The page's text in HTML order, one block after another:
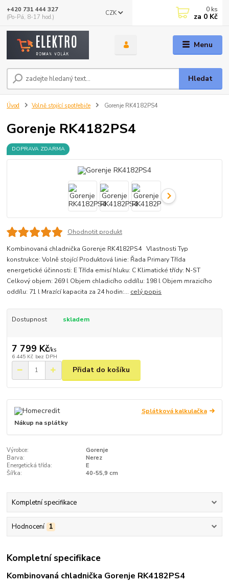
Menu
CZK
Hledat
+420 731 444 327
(Po-Pá, 8-17 hod.)
0 ks
za 0 Kč
Úvod Volně stojící spotřebiče Gorenje RK4182PS4
Gorenje RK4182PS4
DOPRAVA ZDARMA
Ohodnotit produkt
Kombinovaná chladnička Gorenje RK4182PS4 Vlastnosti Typ
konstrukce: Volně stojící Produktová linie: Řada Primary Třída
energetické účinnosti: E Třída emisí hluku: C Klimatické třídy: N-ST
Celkový objem: 269 l Objem chladicího oddílu: 198 l Objem mrazicího
oddílu: 71 l Mrazící kapacita za 24 hodin:... celý popis
Dostupnost skladem
7 799 Kč/ks
6 445 Kč bez DPH
Přidat do košíku
Splátková kalkulačka
Nákup na splátky
Výrobce:
Gorenje
Barva:
Nerez
Energetická třída:
E
Šířka:
40-55,9 cm
Kompletní specifikace
Hodnocení 1
Kompletní specifikace
Kombinovaná chladnička Gorenje RK4182PS4